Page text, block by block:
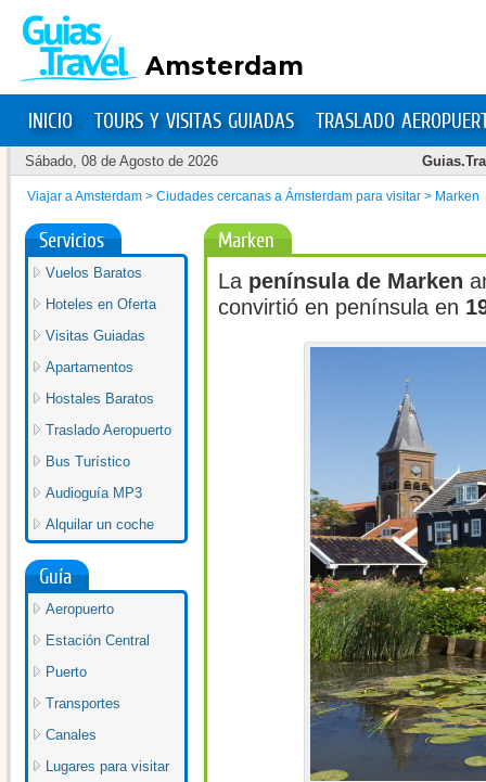
Amsterdam
INICIO TOURS Y VISITAS GUIADAS TRASLADO
Sábado, 08 de Agosto de 2026
Viajar a Amsterdam> Ciudades cercanas a Ámsterdam para visitar> Marken
Marken
La península de Marken
convirtió en península en
Servicios
Vuelos Baratos
Hoteles en Oferta
Visitas Guiadas
Apartamentos
Hostales Baratos
Traslado Aeropuerto
Bus Turístico
Audioguía MP3
Alquilar un coche
Guía
Aeropuerto
Estación Central
Puerto
Transportes
Canales
Lugares para visitar